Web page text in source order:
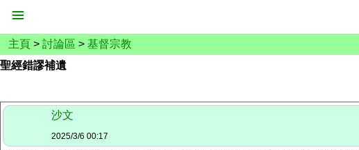
主頁 > 討論區 > 基督宗教
聖經錯謬補遺
沙文
2025/3/6 00:17